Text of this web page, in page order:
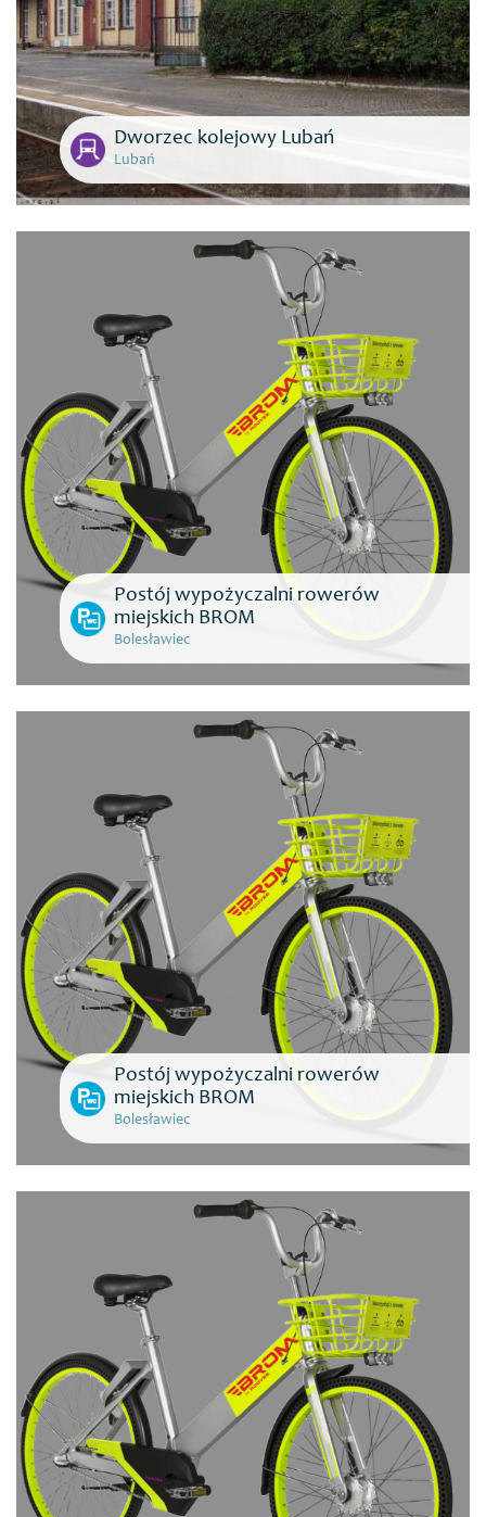
Dworzec kolejowy Lubań
Lubań
Postój wypożyczalni rowerów
miejskich BROM
Bolesławiec
Postój wypożyczalni rowerów
miejskich BROM
Bolesławiec